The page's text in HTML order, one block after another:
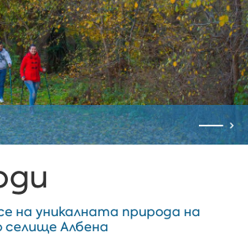
на уникалната природа на
селище Албена